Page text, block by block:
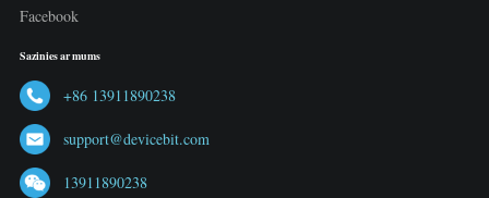
Facebook
Sazinies ar mums
+86 13911890238
support@devicebit.com
13911890238